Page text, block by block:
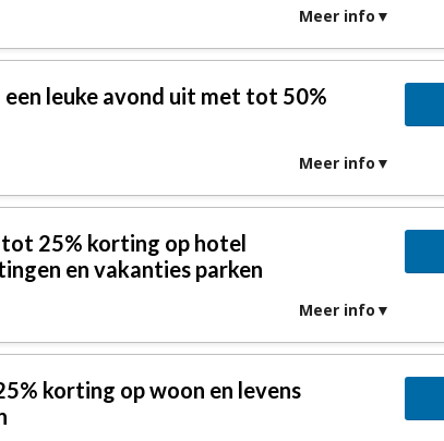
Meer info
een leuke avond uit met tot 50%
Meer info
25% korting op hotel
en vakanties parken
Meer info
korting op woon en levens